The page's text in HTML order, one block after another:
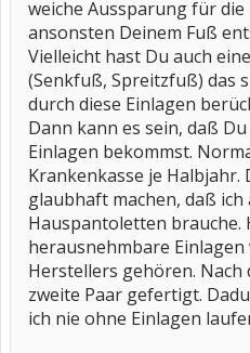
weiche Aussparung für
ansonsten Deinem Fuß
Vielleicht hast Du auch
(Senkfuß, Spreitzfuß) das
durch diese Einlagen
Dann kann es sein, daß
Einlagen bekommst.
Krankenkasse je Halbjahr.
glaubhaft machen, daß ich
Hauspantoletten brauche.
herausnehmbare Einlagen
Herstellers gehören. Nach
zweite Paar gefertigt.
ich nie ohne Einlagen